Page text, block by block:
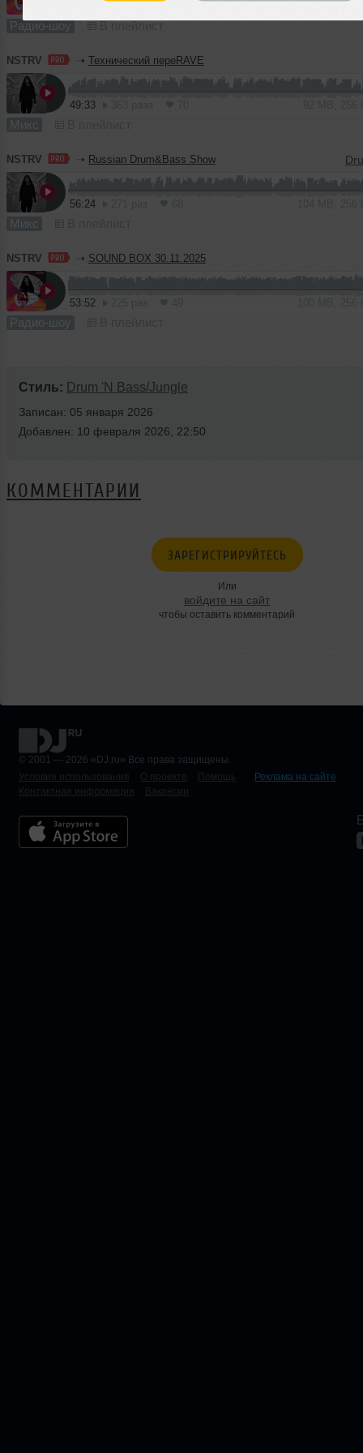
221 раз 99 MB, 256
Радио-шоу В плейлист
NSTRV ➝ Технический переRAVE
49:33
Микс
NSTRV ➝ Russian Drum&Bass Show
56:24
Микс
NSTRV ➝ SOUND BOX 30.11.2025
53:52
Радио-шоу
Стиль: Drum 'N Bass/Jungle
Записан: 05 января 2026
Добавлен: 10 февраля 2026, 22:50
КОММЕНТАРИИ
ЗАРЕГИСТРИРУЙТЕСЬ
Или
войдите на сайт
чтобы оставить комментарий
© 2001 — 2026 «DJ.ru» Все права защищены.
Условия использования
О проекте Помощь
Реклама на сайте
Контактная информация
Вакансии